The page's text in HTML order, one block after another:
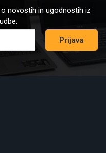
novostih in ugodnostih iz
Prijava